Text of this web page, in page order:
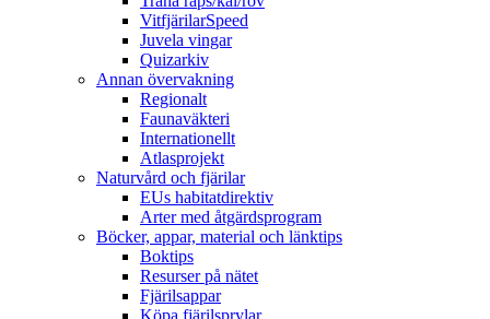
VitfjärilarSpeed
Juvela vingar
Quizarkiv
Annan övervakning
Regionalt
Faunaväkteri
Internationellt
Atlasprojekt
Naturvård och fjärilar
EUs habitatdirektiv
Arter med åtgärdsprogram
Böcker, appar, material och länktips
Boktips
Resurser på nätet
Fjärilsappar
Köpa fjärilsprylar